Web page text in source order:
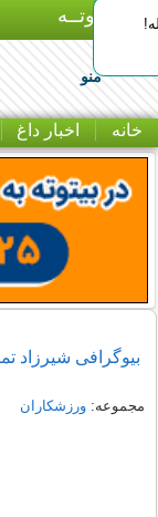
بـیتوتــه
منو
خانه اخبار داغ
بیوگرافی شیرزاد
مجموعه:ورزشکاران